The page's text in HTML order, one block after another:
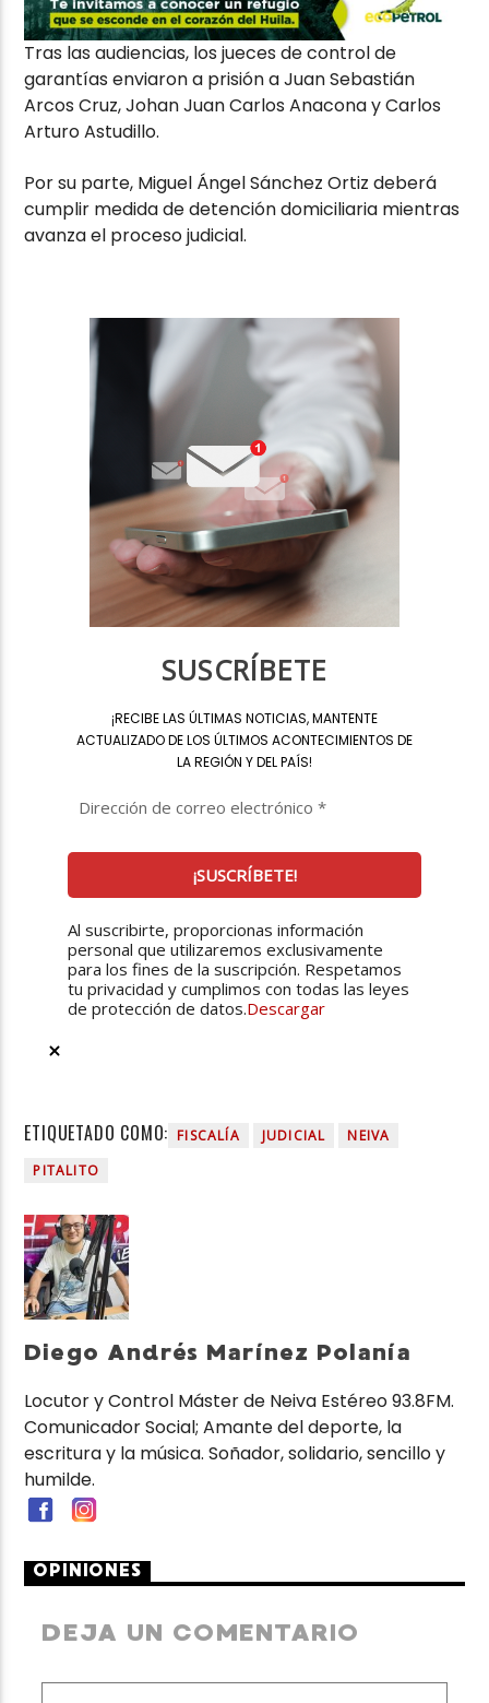
Tras las audiencias, los jueces de control de
garantías enviaron a prisión a Juan Sebastián
Arcos Cruz, Johan Juan Carlos Anacona y Carlos
Arturo Astudillo.
Por su parte, Miguel Ángel Sánchez Ortiz deberá
cumplir medida de detención domiciliaria mientras
avanza el proceso judicial.
SUSCRÍBETE
¡RECIBE LAS ÚLTIMAS NOTICIAS, MANTENTE
ACTUALIZADO DE LOS ÚLTIMOS ACONTECIMIENTOS DE
LA REGIÓN Y DEL PAÍS!
Al suscribirte, proporcionas información
personal que utilizaremos exclusivamente
para los fines de la suscripción. Respetamos
tu privacidad y cumplimos con todas las leyes
de protección de datos.Descargar
ETIQUETADO COMO: FISCALÍA JUDICIAL
NEIVA
PITALITO
Diego Andrés Marínez Polanía
Locutor y Control Máster de Neiva Estéreo 93.8FM.
Comunicador Social; Amante del deporte, la
escritura y la música. Soñador, solidario, sencillo y
humilde.
OPINIONES
DEJA UN COMENTARIO